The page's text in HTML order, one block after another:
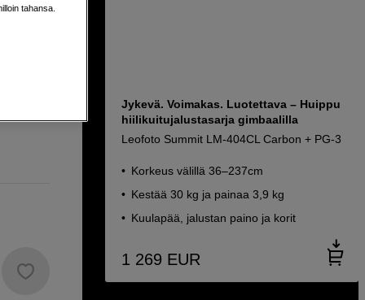
Jykevä. Voimakas. Luotettava – Huippu
hiilikuitujalustasarja gimbaalilla
Leofoto Summit LM-404CL Carbon + PG-3
Korkeus välillä 36–237cm
Kestää 30 kg ja painaa 3,9 kg
Kuulapää, jalustan paino ja korit
1 269 EUR
tahansa.